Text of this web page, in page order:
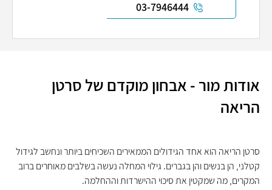
03-7946444
אודות מור - אבחון מוקדם של סרטן
הריאה
סרטן הריאה הוא אחד הגידולים הממאירים השכיחים ביותר ונחשב לגידול
קטלני, הן בנשים והן בגברים. גילוי המחלה נעשה בשלבים מאוחרים ברוב
המקרים, מה שמקטין את סיכוי ההישרדות וההחלמה.